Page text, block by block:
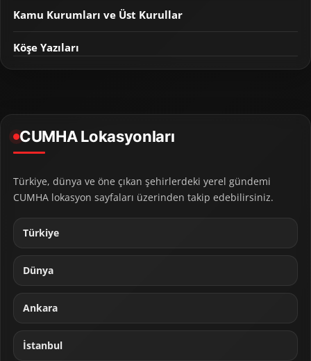
Kamu Kurumları ve Üst Kurullar
Köşe Yazıları
CUMHA Lokasyonları
Türkiye, dünya ve öne çıkan şehirlerdeki yerel gündemi
CUMHA lokasyon sayfaları üzerinden takip edebilirsiniz.
Türkiye
Dünya
Ankara
İstanbul